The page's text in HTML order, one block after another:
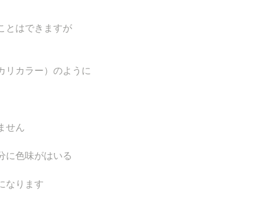
とはできますが
リカラー）のように
せん
に色味がはいる
なります